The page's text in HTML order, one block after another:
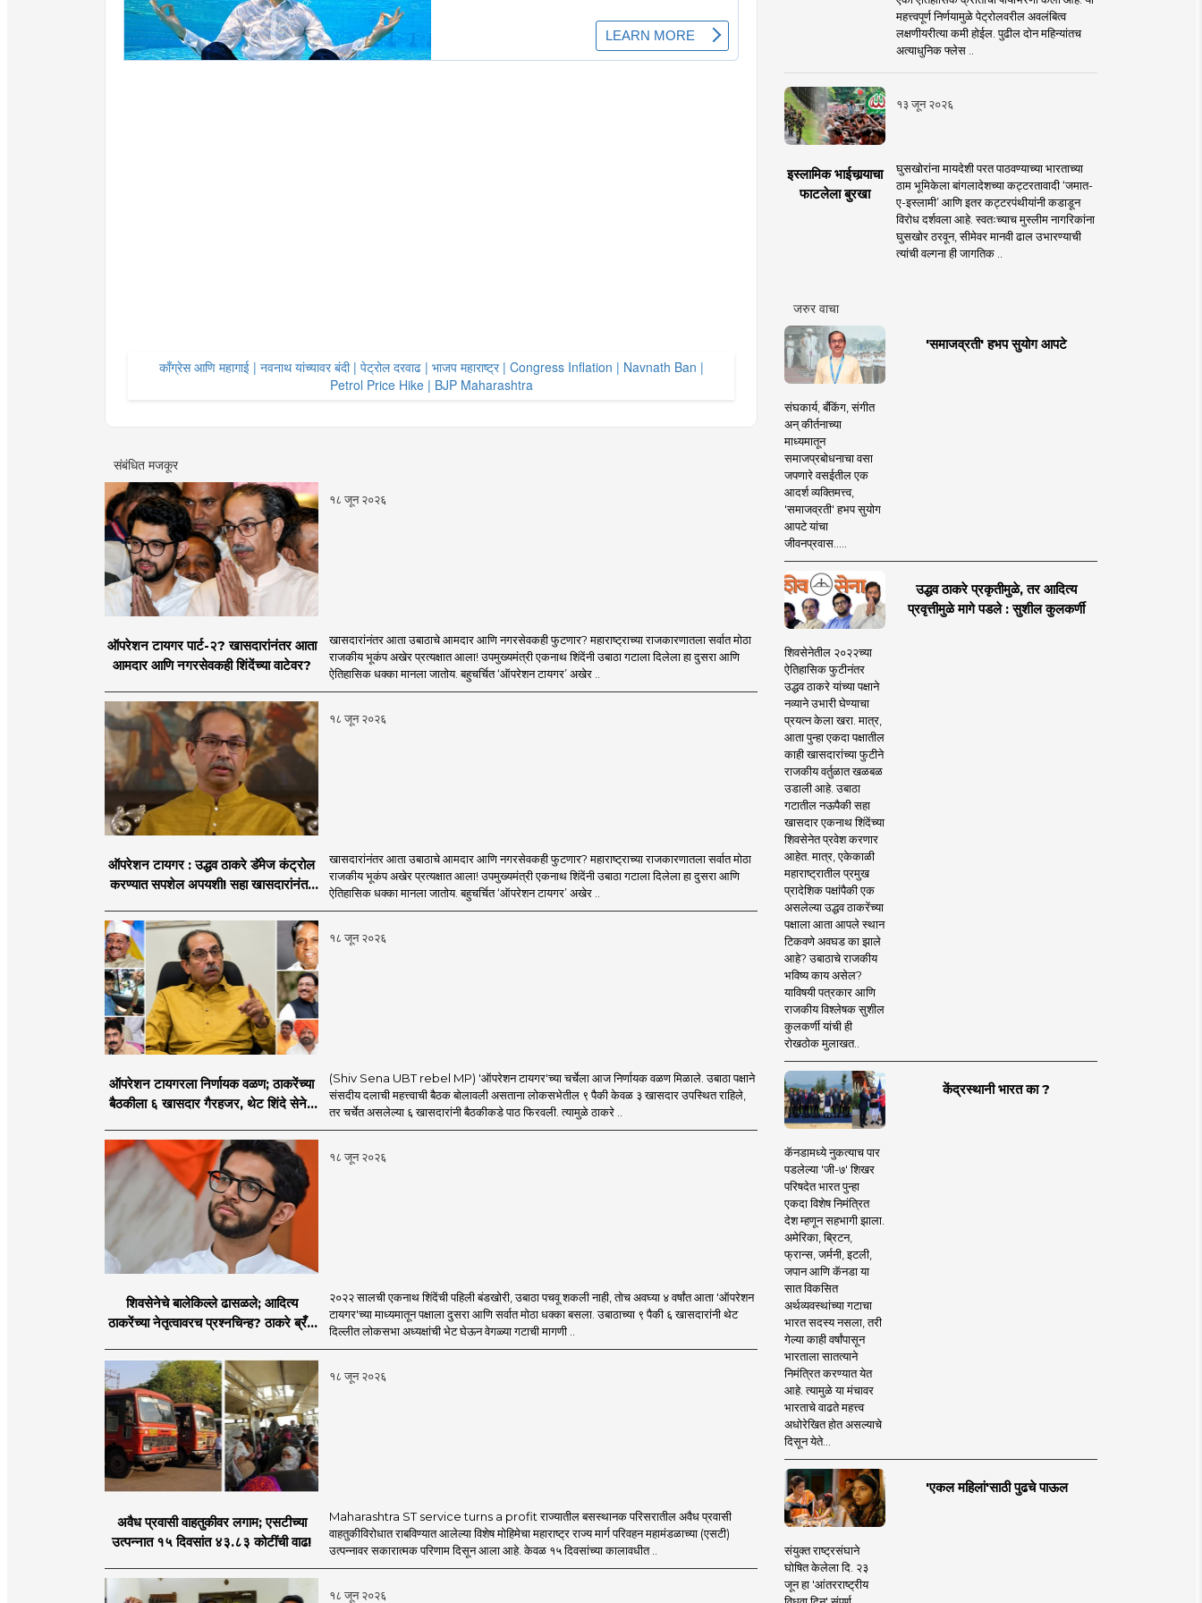
काँग्रेस आणि महागाई | नवनाथ यांच्यावर बंदी | पेट्रोल दरवाढ | भाजप महाराष्ट्र | Congress Inflation | Navnath Ban |
Petrol Price Hike | BJP Maharashtra
संबंधित मजकूर
१८ जून २०२६
ऑपरेशन टायगर पार्ट-२? खासदारांनंतर आता
आमदार आणि नगरसेवकही शिंदेंच्या वाटेवर?
खासदारांनंतर आता उबाठाचे आमदार आणि नगरसेवकही फुटणार? महाराष्ट्राच्या राजकारणातला सर्वात मोठा
राजकीय भूकंप अखेर प्रत्यक्षात आला! उपमुख्यमंत्री एकनाथ शिंदेंनी उबाठा गटाला दिलेला हा दुसरा आणि
ऐतिहासिक धक्का मानला जातोय. बहुचर्चित ‘ऑपरेशन टायगर’ अखेर ..
१८ जून २०२६
ऑपरेशन टायगर : उद्धव ठाकरे डॅमेज कंट्रोल
करण्यात सपशेल अपयशी! सहा खासदारांनंतर
चर्चा सुरू
खासदारांनंतर आता उबाठाचे आमदार आणि नगरसेवकही फुटणार? महाराष्ट्राच्या राजकारणातला सर्वात मोठा
राजकीय भूकंप अखेर प्रत्यक्षात आला! उपमुख्यमंत्री एकनाथ शिंदेंनी उबाठा गटाला दिलेला हा दुसरा आणि
ऐतिहासिक धक्का मानला जातोय. बहुचर्चित ‘ऑपरेशन टायगर’ अखेर ..
१८ जून २०२६
ऑपरेशन टायगरला निर्णायक वळण; ठाकरेंच्या
बैठकीला ६ खासदार गैरहजर, थेट शिंदे सेनेत
(Shiv Sena UBT rebel MP) 'ऑपरेशन टायगर'च्या चर्चेला आज निर्णायक वळण मिळाले. उबाठा पक्षाने
संसदीय दलाची महत्त्वाची बैठक बोलावली असताना लोकसभेतील ९ पैकी केवळ ३ खासदार उपस्थित राहिले,
तर चर्चेत असलेल्या ६ खासदारांनी बैठकीकडे पाठ फिरवली. त्यामुळे ठाकरे ..
१८ जून २०२६
शिवसेनेचे बालेकिल्ले ढासळले; आदित्य
ठाकरेंच्या नेतृत्वावरच प्रश्नचिन्ह? ठाकरे ब्रँड
२०२२ सालची एकनाथ शिंदेंची पहिली बंडखोरी, उबाठा पचवू शकली नाही, तोच अवघ्या ४ वर्षांत आता 'ऑपरेशन
टायगर'च्या माध्यमातून पक्षाला दुसरा आणि सर्वात मोठा धक्का बसला. उबाठाच्या ९ पैकी ६ खासदारांनी थेट
दिल्लीत लोकसभा अध्यक्षांची भेट घेऊन वेगळ्या गटाची मागणी ..
१८ जून २०२६
अवैध प्रवासी वाहतुकीवर लगाम; एसटीच्या
उत्पन्नात १५ दिवसांत ४३.८३ कोटींची वाढ!
Maharashtra ST service turns a profit राज्यातील बसस्थानक परिसरातील अवैध प्रवासी
वाहतुकीविरोधात राबविण्यात आलेल्या विशेष मोहिमेचा महाराष्ट्र राज्य मार्ग परिवहन महामंडळाच्या (एसटी)
उत्पन्नावर सकारात्मक परिणाम दिसून आला आहे. केवळ १५ दिवसांच्या कालावधीत ..
१८ जून २०२६
महत्त्वपूर्ण निर्णयामुळे पेट्रोलवरील अवलंबित्व
लक्षणीयरीत्या कमी होईल. पुढील दोन महिन्यांतच
अत्याधुनिक फ्लेस ..
१३ जून २०२६
इस्लामिक भाईचार्‍याचा
फाटलेला बुरखा
घुसखोरांना मायदेशी परत पाठवण्याच्या भारताच्या
ठाम भूमिकेला बांगलादेशच्या कट्टरतावादी ‘जमात-
ए-इस्लामी’ आणि इतर कट्टरपंथीयांनी कडाडून
विरोध दर्शवला आहे. स्वतःच्याच मुस्लीम नागरिकांना
घुसखोर ठरवून, सीमेवर मानवी ढाल उभारण्याची
त्यांची वल्गना ही जागतिक ..
जरुर वाचा
'समाजव्रती' हभप सुयोग आपटे
संघकार्य, बँकिंग, संगीत
अन् कीर्तनाच्या
माध्यमातून
समाजप्रबोधनाचा वसा
जपणारे वसईतील एक
आदर्श व्यक्तिमत्त्व,
'समाजव्रती' हभप सुयोग
आपटे यांचा
जीवनप्रवास.....
उद्धव ठाकरे प्रकृतीमुळे, तर आदित्य
प्रवृत्तीमुळे मागे पडले : सुशील कुलकर्णी
शिवसेनेतील २०२२च्या
ऐतिहासिक फुटीनंतर
उद्धव ठाकरे यांच्या पक्षाने
नव्याने उभारी घेण्याचा
प्रयत्न केला खरा. मात्र,
आता पुन्हा एकदा पक्षातील
काही खासदारांच्या फुटीने
राजकीय वर्तुळात खळबळ
उडाली आहे. उबाठा
गटातील नऊपैकी सहा
खासदार एकनाथ शिंदेंच्या
शिवसेनेत प्रवेश करणार
आहेत. मात्र, एकेकाळी
महाराष्ट्रातील प्रमुख
प्रादेशिक पक्षांपैकी एक
असलेल्या उद्धव ठाकरेंच्या
पक्षाला आता आपले स्थान
टिकवणे अवघड का झाले
आहे? उबाठाचे राजकीय
भविष्य काय असेल?
याविषयी पत्रकार आणि
राजकीय विश्लेषक सुशील
कुलकर्णी यांची ही
रोखठोक मुलाखत..
केंद्रस्थानी भारत का ?
कॅनडामध्ये नुकत्याच पार
पडलेल्या 'जी-७' शिखर
परिषदेत भारत पुन्हा
एकदा विशेष निमंत्रित
देश म्हणून सहभागी झाला.
अमेरिका, ब्रिटन,
फ्रान्स, जर्मनी, इटली,
जपान आणि कॅनडा या
सात विकसित
अर्थव्यवस्थांच्या गटाचा
भारत सदस्य नसला, तरी
गेल्या काही वर्षांपासून
भारताला सातत्याने
निमंत्रित करण्यात येत
आहे. त्यामुळे या मंचावर
भारताचे वाढते महत्त्व
अधोरेखित होत असल्याचे
दिसून येते...
'एकल महिलां'साठी पुढचे पाऊल
संयुक्त राष्ट्रसंघाने
घोषित केलेला दि. २३
जून हा 'आंतरराष्ट्रीय